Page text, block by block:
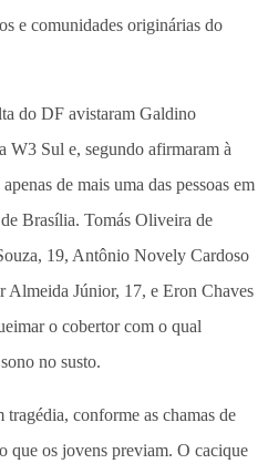
e comunidades originárias do
do DF avistaram Galdino
W3 Sul e, segundo afirmaram à
de mais uma das pessoas em
Brasília. Tomás Oliveira de
19, Antônio Novely Cardoso
Júnior, 17, e Eron Chaves
o cobertor com o qual
no susto.
conforme as chamas de
que os jovens previam. O cacique